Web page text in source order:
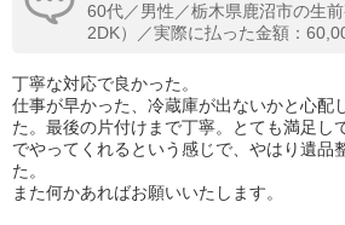
60代／男性／栃木県鹿沼市の生前
2DK）／実際に払った金額：
丁寧な対応で良かった。
仕事が早かった、冷蔵庫が出ないかと心配
た。最後の片付けまで丁寧。とても満足し
でやってくれるという感じで、やはり遺品
た。
また何かあればお願いいたします。